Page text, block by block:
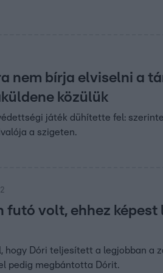
nem bírja elviselni a
közülük
játék dühítette fel:
a szigeten.
futó volt, ehhez képest
hogy Dóri teljesített a legjobban a
pedig megbántotta Dórit.